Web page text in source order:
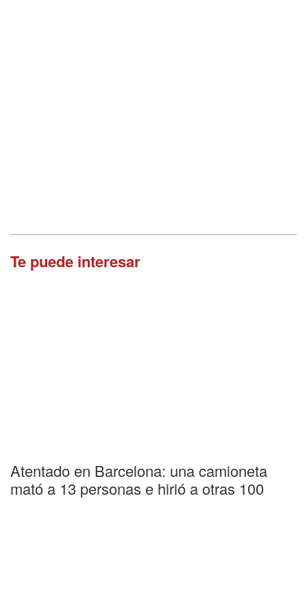
Te puede interesar
Atentado en Barcelona: una camioneta
mató a 13 personas e hirió a otras 100